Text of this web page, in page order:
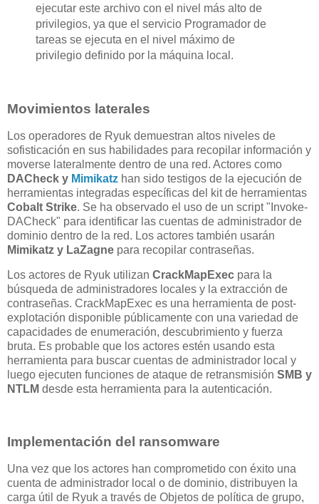
ejecutar este archivo con el nivel más alto de
privilegios, ya que el servicio Programador de
tareas se ejecuta en el nivel máximo de
privilegio definido por la máquina local.
Movimientos laterales
Los operadores de Ryuk demuestran altos niveles de
sofisticación en sus habilidades para recopilar información y
moverse lateralmente dentro de una red. Actores como
DACheck y Mimikatz han sido testigos de la ejecución de
herramientas integradas específicas del kit de herramientas
Cobalt Strike. Se ha observado el uso de un script "Invoke-
DACheck" para identificar las cuentas de administrador de
dominio dentro de la red. Los actores también usarán
Mimikatz y LaZagne para recopilar contraseñas.
Los actores de Ryuk utilizan CrackMapExec para la
búsqueda de administradores locales y la extracción de
contraseñas. CrackMapExec es una herramienta de post-
explotación disponible públicamente con una variedad de
capacidades de enumeración, descubrimiento y fuerza
bruta. Es probable que los actores estén usando esta
herramienta para buscar cuentas de administrador local y
luego ejecuten funciones de ataque de retransmisión SMB y
NTLM desde esta herramienta para la autenticación.
Implementación del ransomware
Una vez que los actores han comprometido con éxito una
cuenta de administrador local o de dominio, distribuyen la
carga útil de Ryuk a través de Objetos de política de grupo,